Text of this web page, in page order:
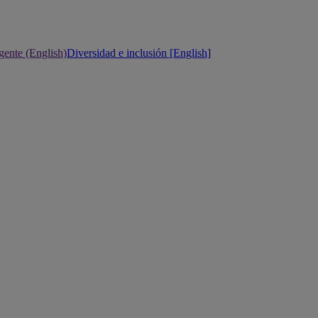
(English)Diversidad e inclusión [English]